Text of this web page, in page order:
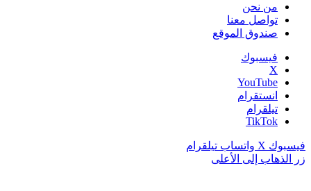
من نحن
تواصل معنا
صندوق الموقع
فيسبوك
‫X
‫YouTube
انستقرام
تيلقرام
‫TikTok
فيسبوك ‫X واتساب تيلقرام
زر الذهاب إلى الأعلى